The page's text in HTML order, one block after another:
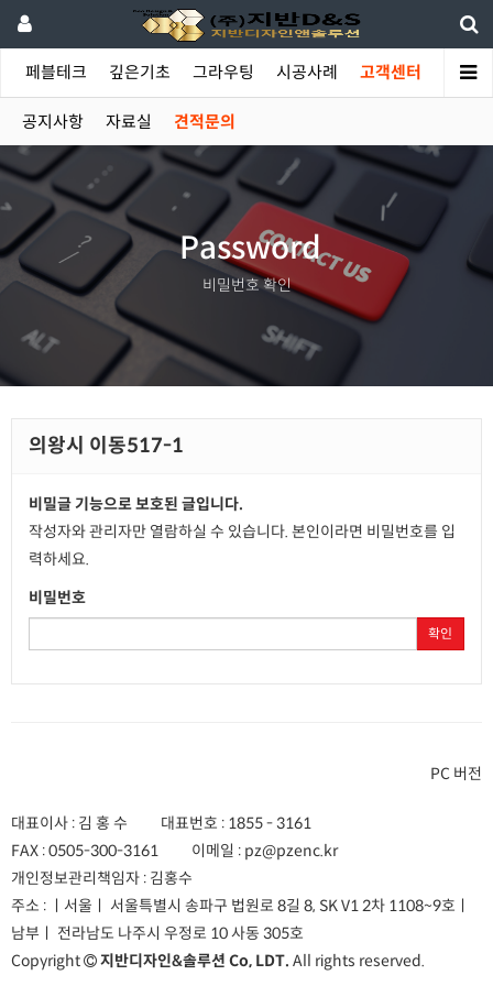
페블테크 깊은기초 그라우팅 시공사례 고객센터
공지사항 자료실 견적문의
Password
비밀번호 확인
의왕시 이동517-1
비밀글 기능으로 보호된 글입니다.
작성자와 관리자만 열람하실 수 있습니다. 본인이라면 비밀번호를 입
력하세요.
비밀번호
확인
PC 버전
대표이사 : 김 홍 수 대표번호 : 1855 - 3161
FAX :0505-300-3161 이메일 : pz@pzenc.kr
개인정보관리책임자 : 김홍수
주소 : ㅣ서울ㅣ 서울특별시 송파구 법원로 8길 8, SK V1 2차 1108~9호 ㅣ
남부ㅣ 전라남도 나주시 우정로 10 사동 305호
Copyright
지반디자인&솔루션 Co, LDT. All rights reserved.